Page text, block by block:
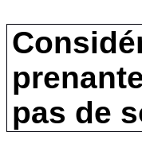
pas de